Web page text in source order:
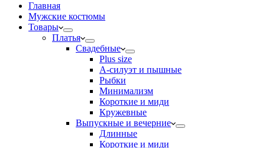
Главная
Мужские костюмы
Товары
Платья
Свадебные
Plus size
А-силуэт и пышные
Рыбки
Минимализм
Короткие и миди
Кружевные
Выпускные и вечерние
Длинные
Короткие и миди